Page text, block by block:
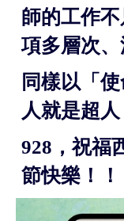
師的工作
項多層次、
同樣以「
人就是超
928，祝福
節快樂！！